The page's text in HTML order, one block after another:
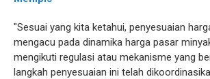
"Sesuai yang kita ketahui, penyesuaian
mengacu pada dinamika harga pasar
mengikuti regulasi atau mekanisme yang
langkah penyesuaian ini telah